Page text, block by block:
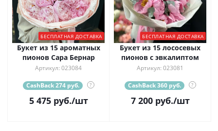
БЕСПЛАТНАЯ ДОСТАВКА
Букет из 15 ароматных
пионов Сара Бернар
Артикул: 023084
CashBack 274 руб. ?
5 475руб./шт
БЕСПЛАТНАЯ ДОСТАВКА
Букет из 15 лососевых
пионов с эвкалиптом
Артикул: 023081
CashBack 360 руб. ?
7 200руб./шт